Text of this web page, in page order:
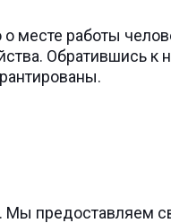
месте работы
Обратившись
предоставляем